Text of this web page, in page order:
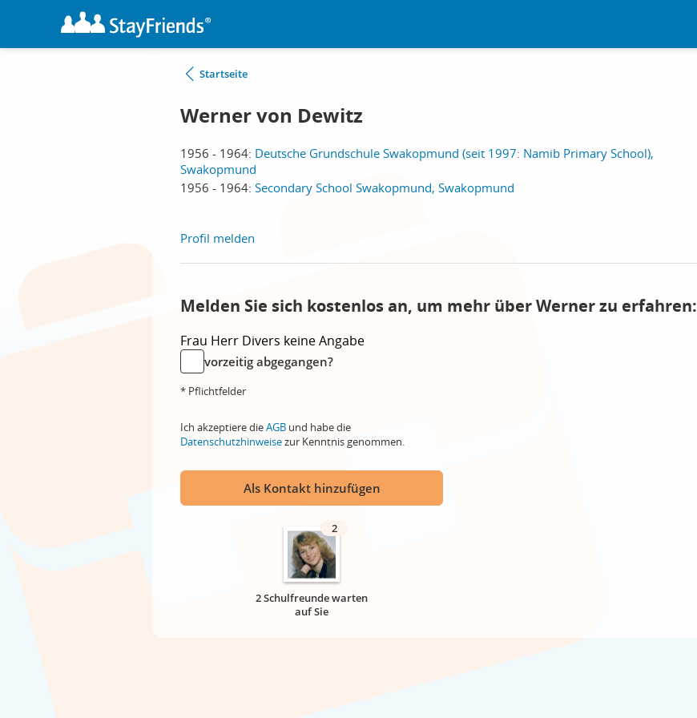
Startseite
Werner von Dewitz
1956 - 1964: Deutsche Grundschule Swakopmund (seit 1997: Namib Primary School),
Swakopmund
1956 - 1964: Secondary School Swakopmund, Swakopmund
Profil melden
Melden Sie sich kostenlos an, um mehr über Werner zu erfahren:
Frau Herr Divers keine Angabe
vorzeitig abgegangen?
* Pflichtfelder
Ich akzeptiere dieAGB und habe die
Datenschutzhinweisezur Kenntnis genommen.
Als Kontakt hinzufügen
2
2 Schulfreunde warten
auf Sie